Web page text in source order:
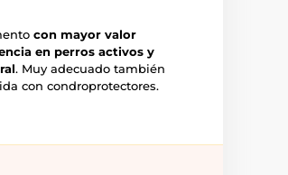
con mayor valor
en perros activos y
. Muy adecuado también
con condroprotectores.